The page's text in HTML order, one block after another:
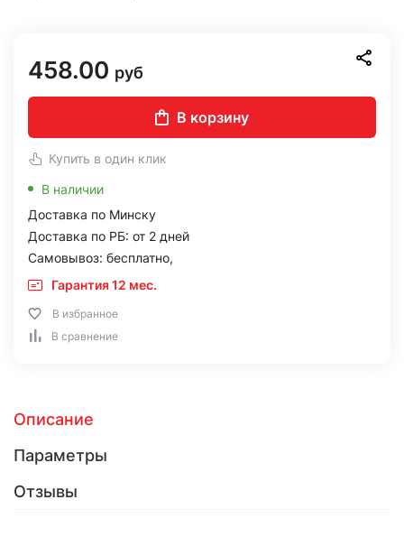
458.00 руб
В корзину
Купить в один клик
В наличии
Доставка по Минску
Доставка по РБ: от 2 дней
Самовывоз: бесплатно,
Гарантия 12 мес.
В избранное
В сравнение
Описание
Параметры
Отзывы